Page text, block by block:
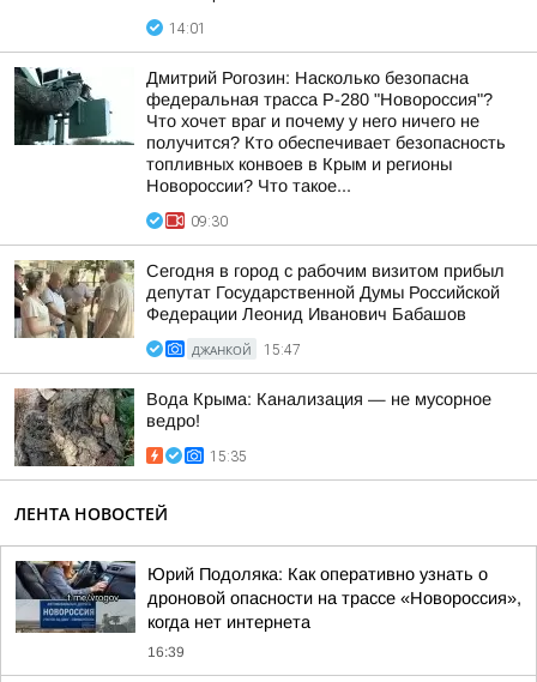
14:01
Дмитрий Рогозин: Насколько безопасна
федеральная трасса Р-280 "Новороссия"?
Что хочет враг и почему у него ничего не
получится? Кто обеспечивает безопасность
топливных конвоев в Крым и регионы
Новороссии? Что такое...
09:30
Сегодня в город с рабочим визитом прибыл
депутат Государственной Думы Российской
Федерации Леонид Иванович Бабашов
ДЖАНКОЙ 15:47
Вода Крыма: Канализация — не мусорное
ведро!
15:35
ЛЕНТА НОВОСТЕЙ
Юрий Подоляка: Как оперативно узнать о
дроновой опасности на трассе «Новороссия»,
когда нет интернета
16:39